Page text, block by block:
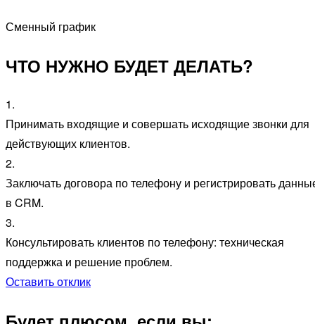
Сменный график
ЧТО НУЖНО БУДЕТ ДЕЛАТЬ?
1.
Принимать входящие и совершать исходящие звонки для
действующих клиентов.
2.
Заключать договора по телефону и регистрировать
в CRM.
3.
Консультировать клиентов по телефону: техническая
поддержка и решение проблем.
Оставить отклик